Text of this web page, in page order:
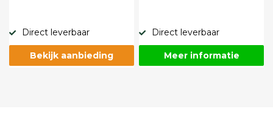
Direct leverbaar
Bekijk aanbieding
Direct leverbaar
Meer informatie